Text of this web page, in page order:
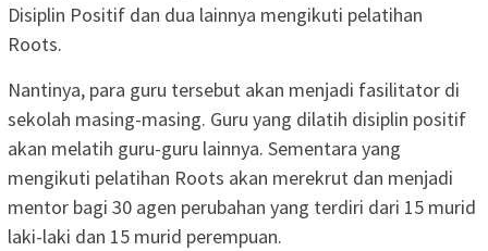
Disiplin Positif dan dua lainnya mengikuti pelatihan
Roots.
Nantinya, para guru tersebut akan menjadi fasilitator di
sekolah masing-masing. Guru yang dilatih disiplin positif
akan melatih guru-guru lainnya. Sementara yang
mengikuti pelatihan Roots akan merekrut dan menjadi
mentor bagi 30 agen perubahan yang terdiri dari 15 murid
laki-laki dan 15 murid perempuan.